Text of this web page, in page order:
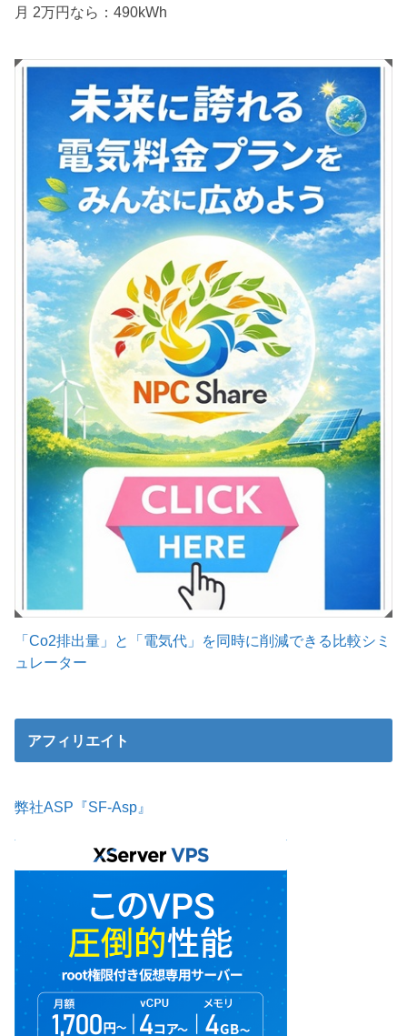
月 2万円なら：490kWh
「Co2排出量」と「電気代」を同時に削減できる比較シミ
ュレーター
アフィリエイト
弊社ASP『SF-Asp』